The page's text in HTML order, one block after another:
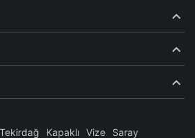
Tekirdağ Kapaklı Vize Saray